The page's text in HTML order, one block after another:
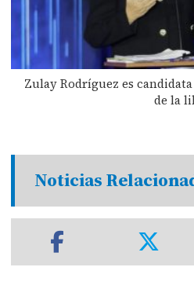
Zulay Rodríguez es
de la
Noticias